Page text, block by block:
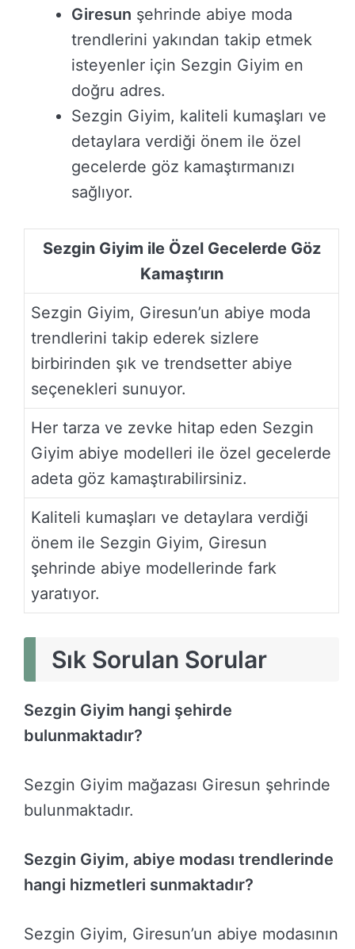
Giresun şehrinde abiye moda
trendlerini yakından takip etmek
isteyenler için Sezgin Giyim en
doğru adres.
Sezgin Giyim, kaliteli kumaşları ve
detaylara verdiği önem ile özel
gecelerde göz kamaştırmanızı
sağlıyor.
Sezgin Giyim ile Özel Gecelerde Göz
Kamaştırın
Sezgin Giyim, Giresun’un abiye moda
trendlerini takip ederek sizlere
birbirinden şık ve trendsetter abiye
seçenekleri sunuyor.
Her tarza ve zevke hitap eden Sezgin
Giyim abiye modelleri ile özel gecelerde
adeta göz kamaştırabilirsiniz.
Kaliteli kumaşları ve detaylara verdiği
önem ile Sezgin Giyim, Giresun
şehrinde abiye modellerinde fark
yaratıyor.
Sık Sorulan Sorular
Sezgin Giyim hangi şehirde
bulunmaktadır?
Sezgin Giyim mağazası Giresun şehrinde
bulunmaktadır.
Sezgin Giyim, abiye modası trendlerinde
hangi hizmetleri sunmaktadır?
Sezgin Giyim, Giresun’un abiye modasının